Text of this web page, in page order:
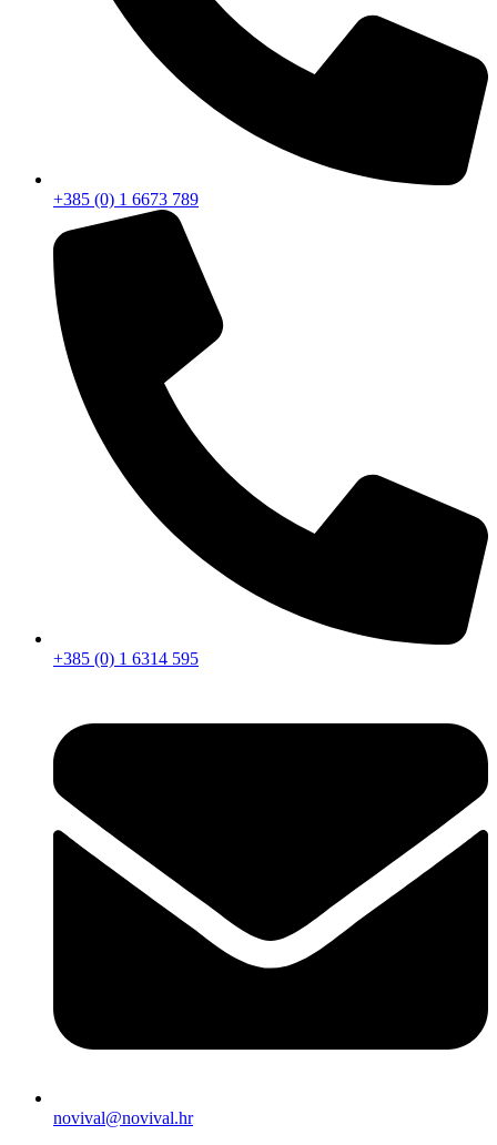
+385 (0) 1 6673 789
+385 (0) 1 6314 595
novival@novival.hr